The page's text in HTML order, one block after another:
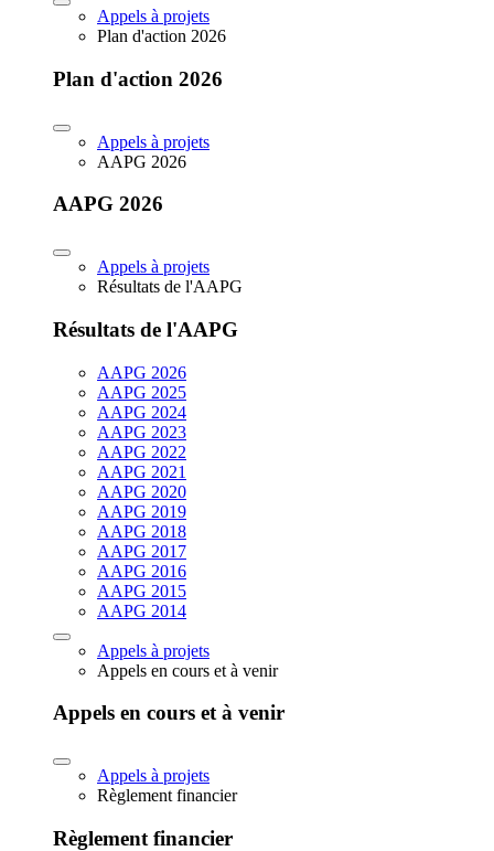
Appels à projets
Plan d'action 2026
Plan d'action 2026
Appels à projets
AAPG 2026
AAPG 2026
Appels à projets
Résultats de l'AAPG
Résultats de l'AAPG
AAPG 2026
AAPG 2025
AAPG 2024
AAPG 2023
AAPG 2022
AAPG 2021
AAPG 2020
AAPG 2019
AAPG 2018
AAPG 2017
AAPG 2016
AAPG 2015
AAPG 2014
Appels à projets
Appels en cours et à venir
Appels en cours et à venir
Appels à projets
Règlement financier
Règlement financier